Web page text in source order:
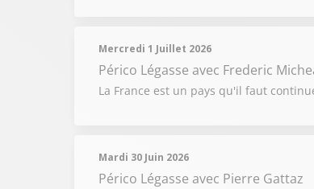
Mercredi 1 Juillet 2026
Périco Légasse avec Frederic
La France est un pays qu'il faut
Mardi 30 Juin 2026
Périco Légasse avec Pierre Gattaz